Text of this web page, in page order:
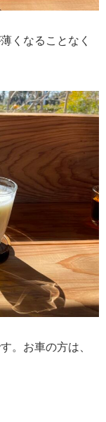
くなることなく
。お車の方は、